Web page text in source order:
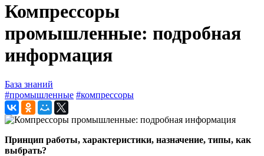
Компрессоры
промышленные: подробная
информация
База знаний
#промышленные #компрессоры
Принцип работы, характеристики, назначение, типы, как
выбрать?